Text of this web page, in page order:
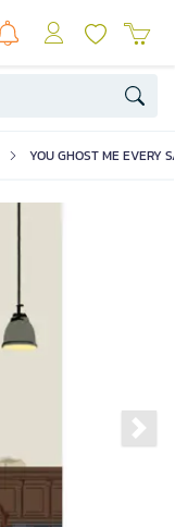
YOU GHOST ME EVERY